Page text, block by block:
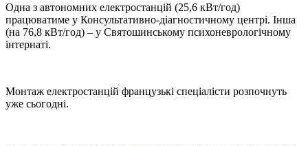
Одна з автономних електростанцій (25,6 кВт/год)
працюватиме у Консультативно-діагностичному центрі. Інша
(на 76,8 кВт/год) – у Святошинському психоневрологічному
інтернаті.
Монтаж електростанцій французькі спеціалісти розпочнуть
уже сьогодні.